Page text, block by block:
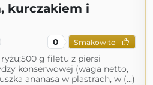
kurczakiem i
0 Smakowite
ryżu;500 g filetu z piersi
konserwowej (waga netto,
ananasa w plastrach, w (...)